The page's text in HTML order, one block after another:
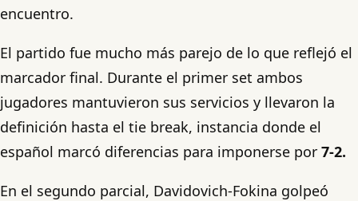
encuentro.
El partido fue mucho más parejo de lo que reflejó el
marcador final. Durante el primer set ambos
jugadores mantuvieron sus servicios y llevaron la
definición hasta el tie break, instancia donde el
español marcó diferencias para imponerse por 7-2.
En el segundo parcial, Davidovich-Fokina golpeó